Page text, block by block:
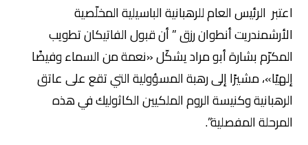
اعتبر الرئيس العام للرهبانية الباسيلية المخلّصية
الأرشمندريت أنطوان رزق ” أن قبول الفاتيكان تطويب
المكرّم بشارة أبو مراد يشكّل «نعمة من السماء وفيضًا
إلهيًا»، مشيرًا إلى رهبة المسؤولية التي تقع على عاتق
الرهبانية وكنيسة الروم الملكيين الكاثوليك في هذه
المرحلة المفصلية”.